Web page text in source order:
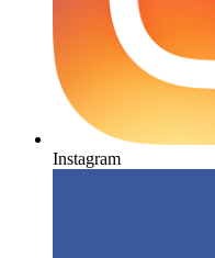
Instagram